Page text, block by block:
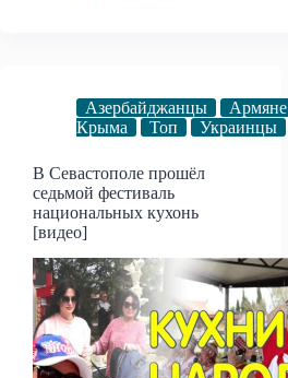
Азербайджанцы Армяне
Крыма
Топ Украинцы
В Севастополе прошёл
седьмой фестиваль
национальных кухонь
[видео]